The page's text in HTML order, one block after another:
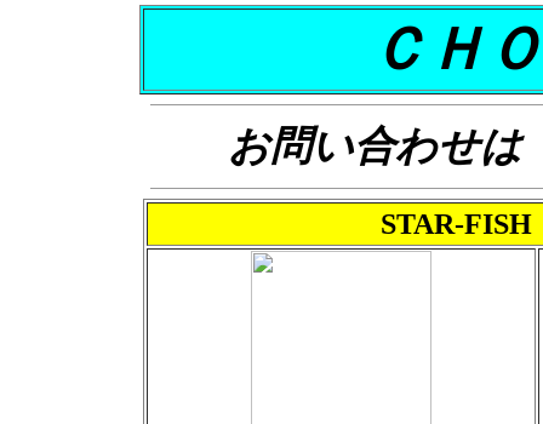
ＣＨ
お問い合わせは
STAR-FISH